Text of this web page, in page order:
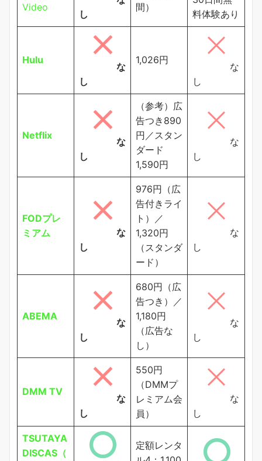
Video
し
間）
料体験あり
Hulu
な
し
1,026円
な
し
Netflix
な
し
（参考）広
告つき890
円／スタン
ダード
1,590円
な
し
FODプレ
ミアム
な
し
976円（広
告付きライ
ト）／
1,320円
（スタンダ
ード）
な
し
ABEMA
な
し
680円（広
告つき）／
1,180円
（広告な
し）
な
し
DMM TV
な
し
550円
（DMMプ
レミアム会
員）
な
し
TSUTAYA
DISCAS（
定額レンタ